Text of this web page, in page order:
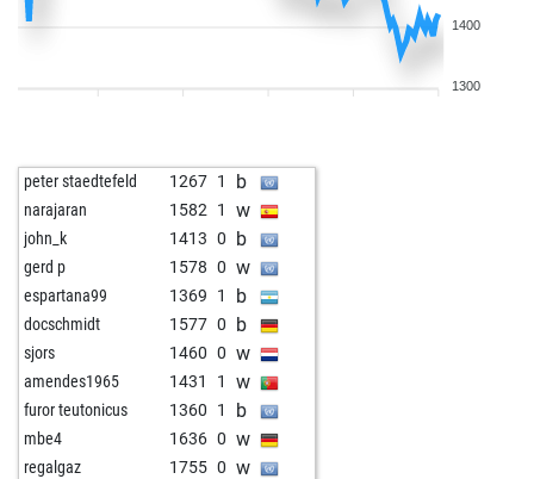
1400
1300
peter staedtefeld 1267 1 b
narajaran 1582 1 w
john_k 1413 0 b
gerd p 1578 0 w
espartana99 1369 1 b
docschmidt 1577 0 b
sjors 1460 0 w
amendes1965 1431 1 w
furor teutonicus 1360 1 b
mbe4 1636 0 w
regalgaz 1755 0 w